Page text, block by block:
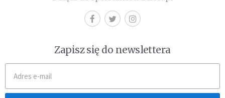
Zapisz się do newslettera